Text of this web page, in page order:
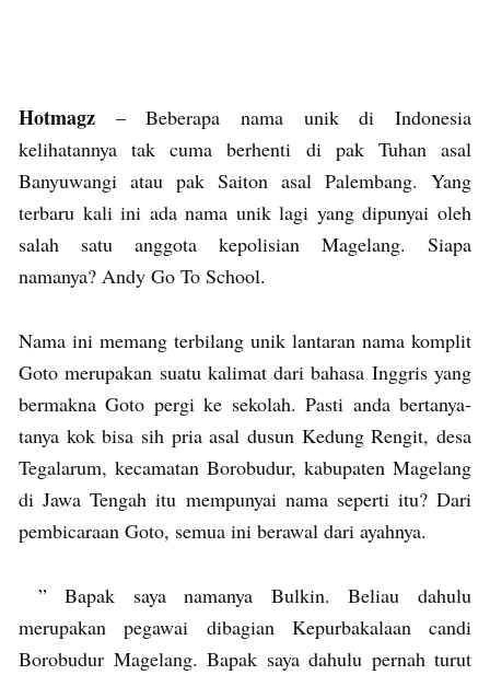
Hotmagz – Beberapa nama unik di Indonesia
kelihatannya tak cuma berhenti di pak Tuhan asal
Banyuwangi atau pak Saiton asal Palembang. Yang
terbaru kali ini ada nama unik lagi yang dipunyai oleh
salah satu anggota kepolisian Magelang. Siapa
namanya? Andy Go To School.
Nama ini memang terbilang unik lantaran nama komplit
Goto merupakan suatu kalimat dari bahasa Inggris yang
bermakna Goto pergi ke sekolah. Pasti anda bertanya-
tanya kok bisa sih pria asal dusun Kedung Rengit, desa
Tegalarum, kecamatan Borobudur, kabupaten Magelang
di Jawa Tengah itu mempunyai nama seperti itu? Dari
pembicaraan Goto, semua ini berawal dari ayahnya.
” Bapak saya namanya Bulkin. Beliau dahulu
merupakan pegawai dibagian Kepurbakalaan candi
Borobudur Magelang. Bapak saya dahulu pernah turut